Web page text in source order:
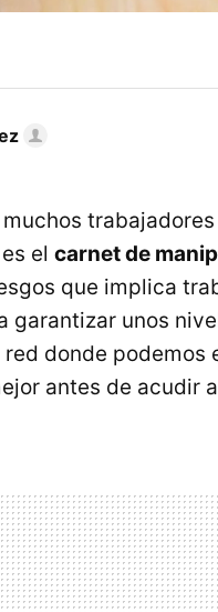
el carnet de
que implica
garantizar unos
red donde
antes de acudir